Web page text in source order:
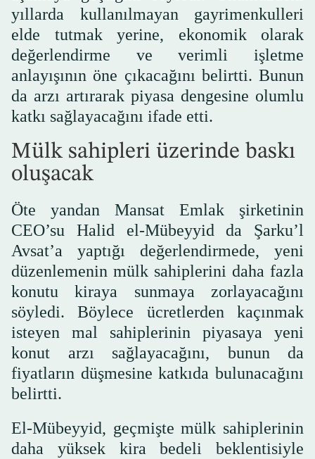
yıllarda kullanılmayan gayrimenkulleri
elde tutmak yerine, ekonomik olarak
değerlendirme ve verimli işletme
anlayışının öne çıkacağını belirtti. Bunun
da arzı artırarak piyasa dengesine olumlu
katkı sağlayacağını ifade etti.
Mülk sahipleri üzerinde baskı
oluşacak
Öte yandan Mansat Emlak şirketinin
CEO’su Halid el-Mübeyyid da Şarku’l
Avsat’a yaptığı değerlendirmede, yeni
düzenlemenin mülk sahiplerini daha fazla
konutu kiraya sunmaya zorlayacağını
söyledi. Böylece ücretlerden kaçınmak
isteyen mal sahiplerinin piyasaya yeni
konut arzı sağlayacağını, bunun da
fiyatların düşmesine katkıda bulunacağını
belirtti.
El-Mübeyyid, geçmişte mülk sahiplerinin
daha yüksek kira bedeli beklentisiyle